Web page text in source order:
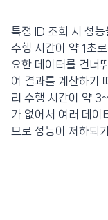
특정 ID 조회 시 성
수행 시간이 약 1초
요한 데이터를 건너
여 결과를 계산하기
리 수행 시간이 약
가 없어서 여러 데이
므로 성능이 저하되